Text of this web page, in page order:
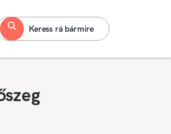
Keress rá bármire